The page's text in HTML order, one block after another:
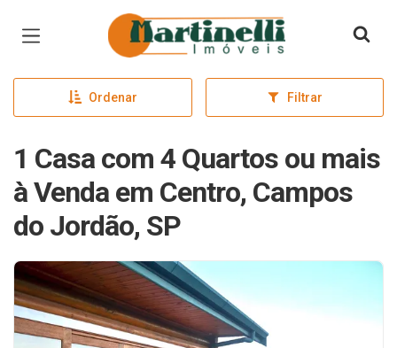
Página inicial
Ordenar Filtrar
1 Casa com 4 Quartos ou mais
à Venda em Centro, Campos
do Jordão, SP